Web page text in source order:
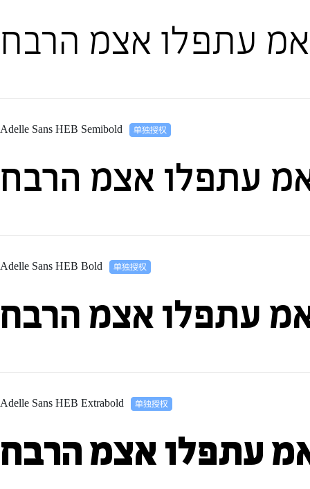
עתפלו אצמ הרבח
Adelle Sans HEB Semibold
עתפלו אצמ הרבח
Adelle Sans HEB Bold
עתפלו אצמ הרבח
Adelle Sans HEB Extrabold
עתפלו אצמ הרבח